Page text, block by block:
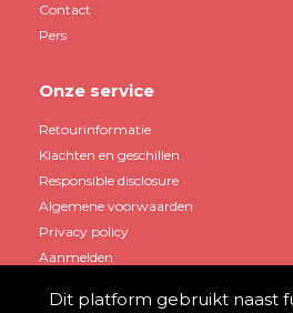
Contact
Pers
Onze service
Retourinformatie
Klachten en geschillen
Responsible disclosure
Algemene voorwaarden
Privacy policy
Aanmelden
Dit platform gebruikt naast